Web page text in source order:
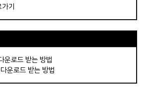
기
운로드 받는 방법
운로드 받는 방법